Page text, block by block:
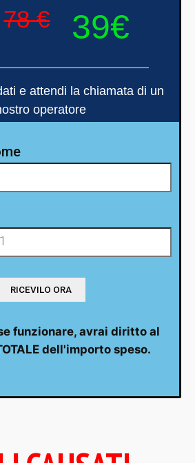
78 € 39€
e attendi la chiamata di un
operatore
funzionare, avrai diritto al
dell'importo speso.